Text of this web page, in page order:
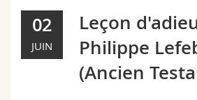
Campus
Recherche
Théologie
Droit
Sciences économiques et
Vous êtes
Futurs étudiants
Ressources
Annuaire du personnel
02
JUIN
Leçon
Philippe
(Ancien